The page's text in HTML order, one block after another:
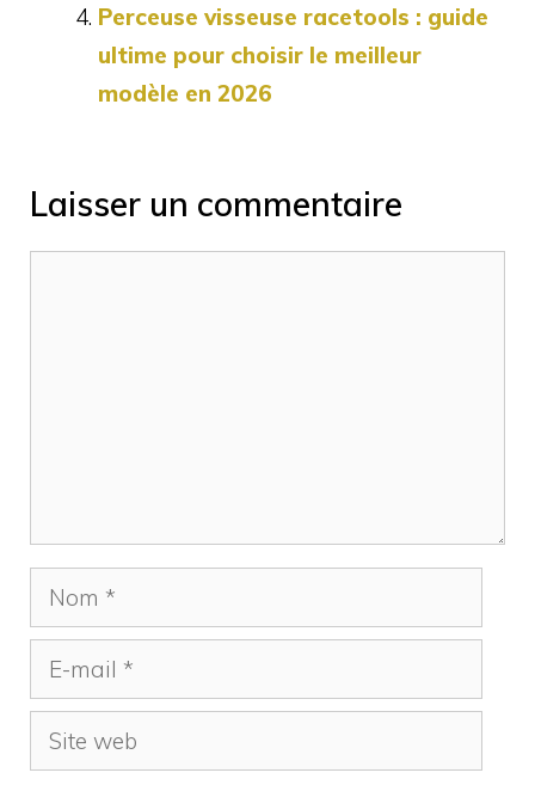
Perceuse visseuse racetools : guide
ultime pour choisir le meilleur
modèle en 2026
Laisser un commentaire
Nom
mail
Site
web